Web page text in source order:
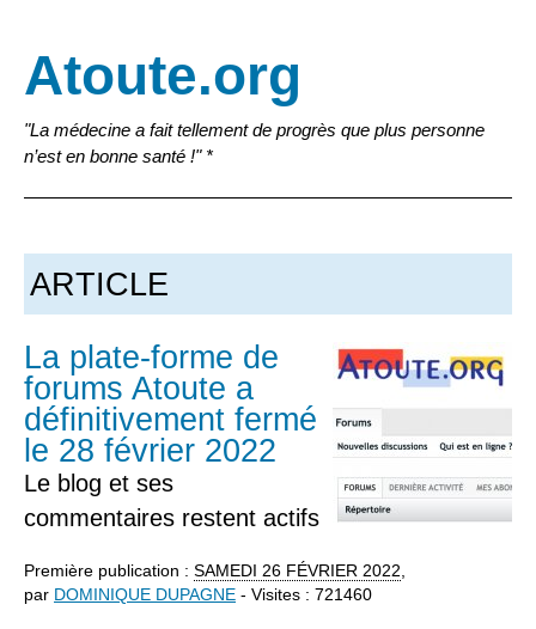
Atoute.org
"La médecine a fait tellement de progrès que plus personne
n’est en bonne santé !" *
ARTICLE
La plate-forme de
forums Atoute a
définitivement fermé
le 28 février 2022
Le blog et ses
commentaires restent actifs
Première publication : SAMEDI 26 FÉVRIER 2022,
par DOMINIQUE DUPAGNE - Visites : 721460